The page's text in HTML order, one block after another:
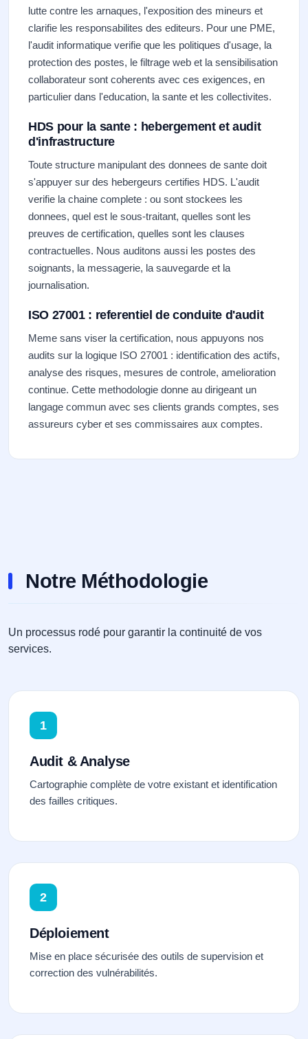
lutte contre les arnaques, l'exposition des mineurs et
clarifie les responsabilites des editeurs. Pour une PME,
l'audit informatique verifie que les politiques d'usage, la
protection des postes, le filtrage web et la sensibilisation
collaborateur sont coherents avec ces exigences, en
particulier dans l'education, la sante et les collectivites.
HDS pour la sante : hebergement et audit
d'infrastructure
Toute structure manipulant des donnees de sante doit
s'appuyer sur des hebergeurs certifies HDS. L'audit
verifie la chaine complete : ou sont stockees les
donnees, quel est le sous-traitant, quelles sont les
preuves de certification, quelles sont les clauses
contractuelles. Nous auditons aussi les postes des
soignants, la messagerie, la sauvegarde et la
journalisation.
ISO 27001 : referentiel de conduite d'audit
Meme sans viser la certification, nous appuyons nos
audits sur la logique ISO 27001 : identification des actifs,
analyse des risques, mesures de controle, amelioration
continue. Cette methodologie donne au dirigeant un
langage commun avec ses clients grands comptes, ses
assureurs cyber et ses commissaires aux comptes.
Notre Méthodologie
Un processus rodé pour garantir la continuité de vos
services.
1
Audit & Analyse
Cartographie complète de votre existant et identification
des failles critiques.
2
Déploiement
Mise en place sécurisée des outils de supervision et
correction des vulnérabilités.